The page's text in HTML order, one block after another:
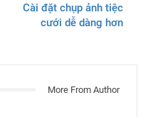
Cài đặt chụp ảnh tiệc
cưới dễ dàng hơn
More From Author